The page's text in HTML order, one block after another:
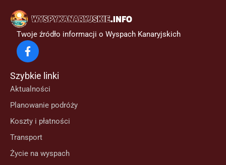
Twoje źródło informacji o Wyspach Kanaryjskich
Szybkie linki
Aktualności
Planowanie podróży
Koszty i płatności
Transport
Życie na wyspach